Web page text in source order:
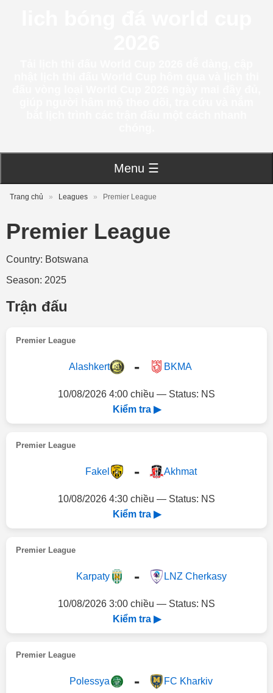
Menu ☰
Trang chủ » Leagues » Premier League
Premier League
Country: Botswana
Season: 2025
Trận đấu
Premier League
Alashkert - BKMA
10/08/2026 4:00 chiều — Status: NS
Kiểm tra ▶
Premier League
Fakel - Akhmat
10/08/2026 4:30 chiều — Status: NS
Kiểm tra ▶
Premier League
Karpaty - LNZ Cherkasy
10/08/2026 3:00 chiều — Status: NS
Kiểm tra ▶
Premier League
Polessya - FC Kharkiv